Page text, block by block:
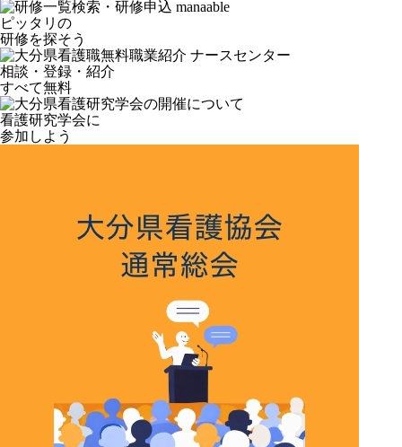
ピッタリの
研修を探そう
相談・登録・紹介
すべて無料
看護研究学会に
参加しよう